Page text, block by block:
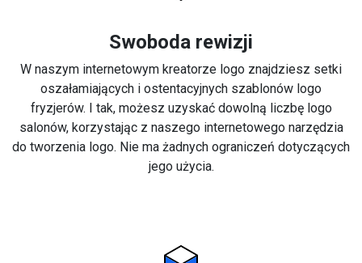
Swoboda rewizji
W naszym internetowym kreatorze logo znajdziesz setki
oszałamiających i ostentacyjnych szablonów logo
fryzjerów. I tak, możesz uzyskać dowolną liczbę logo
salonów, korzystając z naszego internetowego narzędzia
do tworzenia logo. Nie ma żadnych ograniczeń dotyczących
jego użycia.